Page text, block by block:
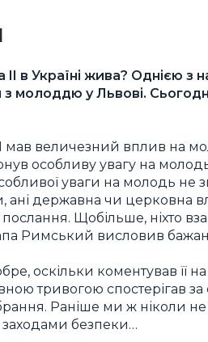
в Україні жива? Однією з
молоддю у Львові.
мав величезний вплив на
особливу увагу на
уваги на молодь не
ані державна чи церковна
Щобільше, ніхто
Римський висловив
оскільки коментував її
тривогою спостерігав
Раніше ми ж ніколи не
безпеки…